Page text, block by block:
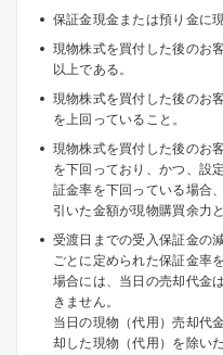
保証金現金または預り金に
現物株式を買付した後のお
以上である。
現物株式を買付した後のお
を上回っていること。
現物株式を買付した後のお
を下回っており、かつ、設
証金率を下回っている場合
引いた金額が現物購買余力
受渡日までの受入保証金の
ごとに定められた保証金率
場合には、当日の売却代金
きません。
当日の現物（代用）売却代
却した現物（代用）を除い